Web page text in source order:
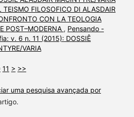
TEISMO FILOSOFICO DI ALASDAIR
CON LA TEOLOGIA
POST–MODERNA , Pensando -
v. 6 n. 11 (2015): DOSSIÊ
VARIA
11 > >>
uma pesquisa avançada por